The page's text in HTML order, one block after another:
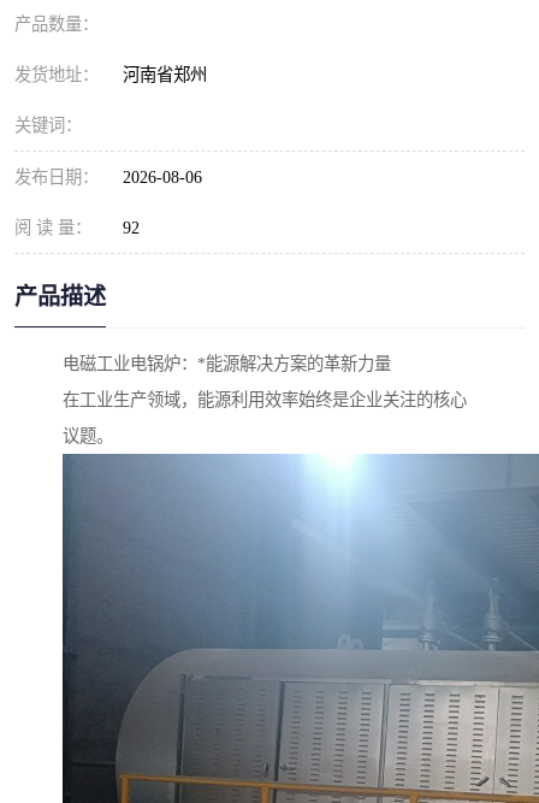
产品数量：
发货地址： 河南省郑州
关键词：
发布日期： 2026-08-06
阅 读 量： 92
产品描述
电磁工业电锅炉：*能源解决方案的革新力量
在工业生产领域，能源利用效率始终是企业关注的核心
议题。